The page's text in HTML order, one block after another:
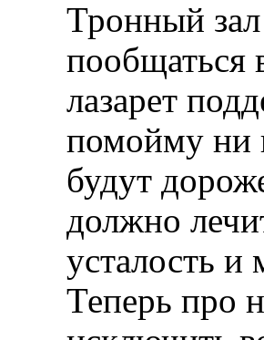
Тронный зал
пообщаться
лазарет
помойму ни
будут
должно
усталость и
Теперь про